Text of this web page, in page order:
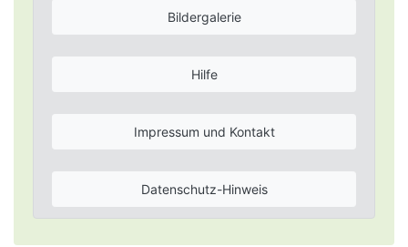
Bildergalerie
Hilfe
Impressum und Kontakt
Datenschutz-Hinweis